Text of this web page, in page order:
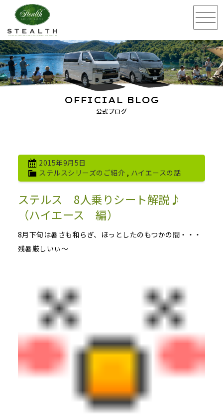
公式ブログ
OFFICIAL BLOG
2015年9月5日
ステルスシリーズのご紹介 , ハイエースの話
ステルス 8人乗りシート解説♪
（ハイエース 編）
8月下旬は暑さも和らぎ、ほっとしたのもつかの間・・・
残暑厳しいぃ～